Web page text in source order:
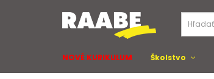
NOVÉ KURIKULUM Školstvo